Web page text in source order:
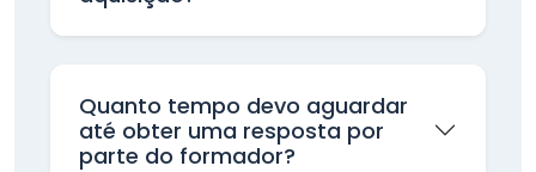
Quanto tempo devo aguardar
até obter uma resposta por
parte do formador?